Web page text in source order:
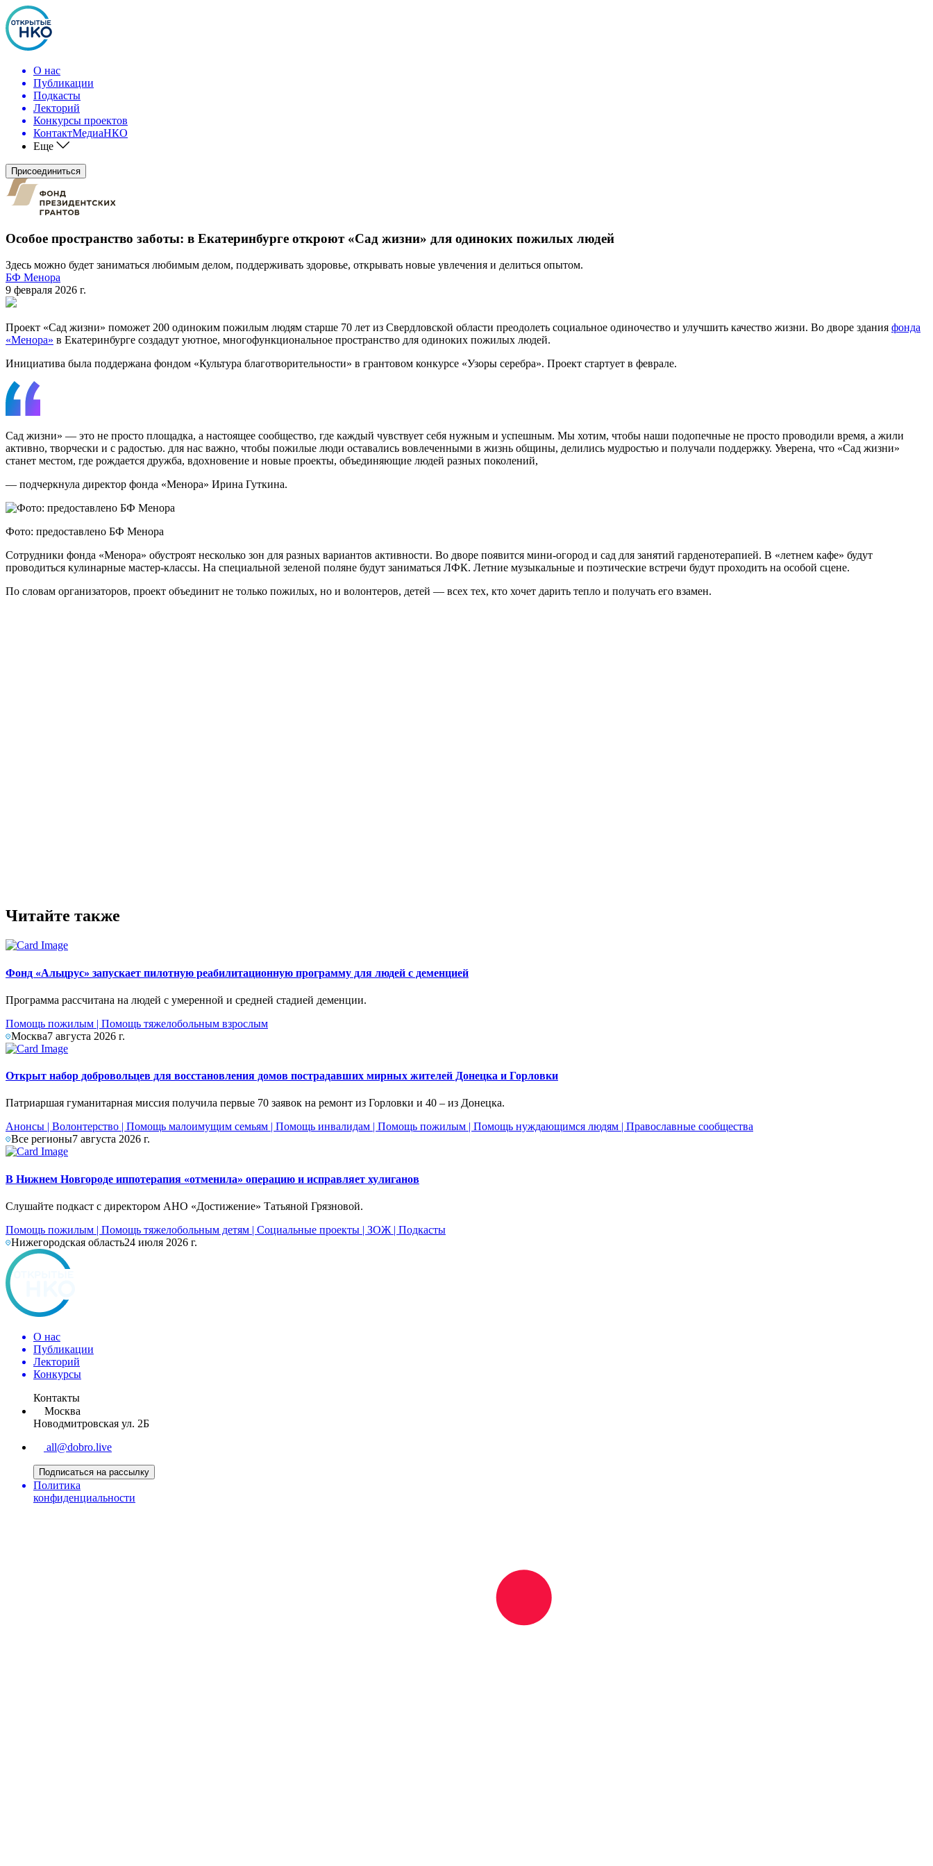
О нас
Публикации
Подкасты
Лекторий
Конкурсы проектов
КонтактМедиаНКО
Еще
Присоединиться
Особое пространство заботы: в Екатеринбурге откроют «Сад жизни» для одиноких пожилых людей
Здесь можно будет заниматься любимым делом, поддерживать здоровье, открывать новые увлечения и делиться опытом.
БФ Менора
9 февраля 2026 г.
Проект «Сад жизни» поможет 200 одиноким пожилым людям старше 70 лет из Свердловской области преодолеть социальное одиночество и улучшить качество жизни. Во дворе здания фонда
«Менора» в Екатеринбурге создадут уютное, многофункциональное пространство для одиноких пожилых людей.
Инициатива была поддержана фондом «Культура благотворительности» в грантовом конкурсе «Узоры серебра». Проект стартует в феврале.
Сад жизни» — это не просто площадка, а настоящее сообщество, где каждый чувствует себя нужным и успешным. Мы хотим, чтобы наши подопечные не просто проводили время, а жили
активно, творчески и с радостью. для нас важно, чтобы пожилые люди оставались вовлеченными в жизнь общины, делились мудростью и получали поддержку. Уверена, что «Сад жизни»
станет местом, где рождается дружба, вдохновение и новые проекты, объединяющие людей разных поколений,
— подчеркнула директор фонда «Менора» Ирина Гуткина.
Фото: предоставлено БФ Менора
Сотрудники фонда «Менора» обустроят несколько зон для разных вариантов активности. Во дворе появится мини-огород и сад для занятий гарденотерапией. В «летнем кафе» будут
проводиться кулинарные мастер-классы. На специальной зеленой поляне будут заниматься ЛФК. Летние музыкальные и поэтические встречи будут проходить на особой сцене.
По словам организаторов, проект объединит не только пожилых, но и волонтеров, детей — всех тех, кто хочет дарить тепло и получать его взамен.
Читайте также
Фонд «Альцрус» запускает пилотную реабилитационную программу для людей с деменцией
Программа рассчитана на людей с умеренной и средней стадией деменции.
Помощь пожилым | Помощь тяжелобольным взрослым
Москва7 августа 2026 г.
Открыт набор добровольцев для восстановления домов пострадавших мирных жителей Донецка и Горловки
Патриаршая гуманитарная миссия получила первые 70 заявок на ремонт из Горловки и 40 – из Донецка.
Анонсы | Волонтерство | Помощь малоимущим семьям | Помощь инвалидам | Помощь пожилым | Помощь нуждающимся людям | Православные сообщества
Все регионы7 августа 2026 г.
В Нижнем Новгороде иппотерапия «отменила» операцию и исправляет хулиганов
Слушайте подкаст с директором АНО «Достижение» Татьяной Грязновой.
Помощь пожилым | Помощь тяжелобольным детям | Социальные проекты | ЗОЖ | Подкасты
Нижегородская область24 июля 2026 г.
О нас
Публикации
Лекторий
Конкурсы
Контакты
Москва
Новодмитровская ул. 2Б
all@dobro.live
Подписаться на рассылку
Политика
конфиденциальности